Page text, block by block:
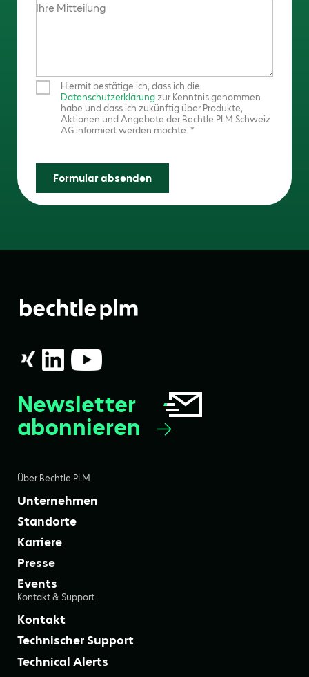
Ihre Mitteilung
Hiermit bestätige ich, dass ich die
Datenschutzerklärungzur Kenntnis genommen
habe und dass ich zukünftig über Produkte,
Aktionen und Angebote der Bechtle PLM Schweiz
AG informiert werden möchte.
Formular absenden
Über Bechtle PLM
Unternehmen
Standorte
Karriere
Presse
Events
Kontakt & Support
Kontakt
Technischer Support
Technical Alerts
Newsletter
abonnieren